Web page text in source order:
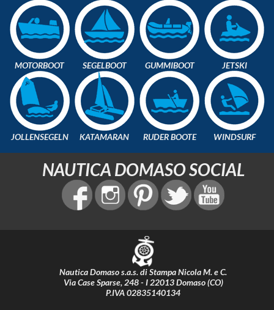
MOTORBOOT SEGELBOOT GUMMIBOOT JETSKI
JOLLENSEGELN KATAMARAN RUDER BOOTE WINDSURF
NAUTICA DOMASO SOCIAL
Nautica Domaso s.a.s. di Stampa Nicola M. e C.
Via Case Sparse, 248 - I 22013 Domaso (CO)
P.IVA 02835140134